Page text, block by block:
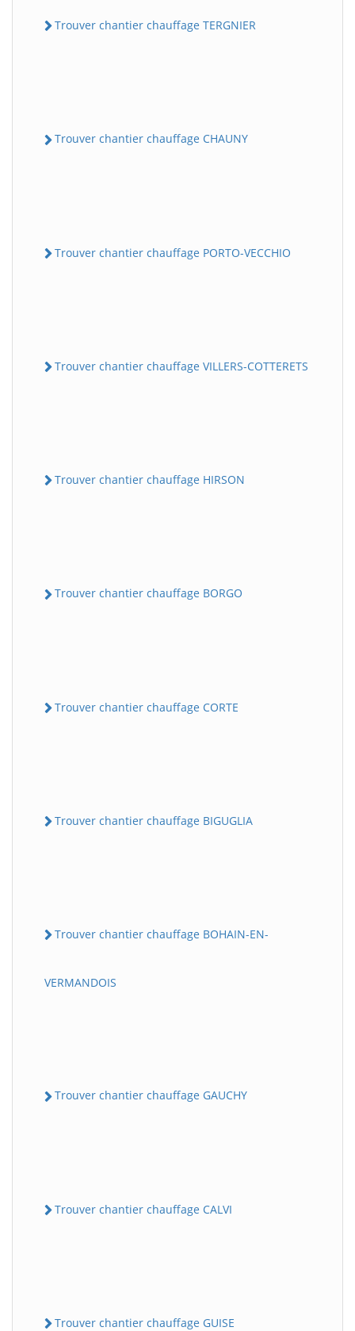
Trouver chantier chauffage TERGNIER
Trouver chantier chauffage CHAUNY
Trouver chantier chauffage PORTO-VECCHIO
Trouver chantier chauffage VILLERS-COTTERETS
Trouver chantier chauffage HIRSON
Trouver chantier chauffage BORGO
Trouver chantier chauffage CORTE
Trouver chantier chauffage BIGUGLIA
Trouver chantier chauffage BOHAIN-EN-
VERMANDOIS
Trouver chantier chauffage GAUCHY
Trouver chantier chauffage CALVI
Trouver chantier chauffage GUISE